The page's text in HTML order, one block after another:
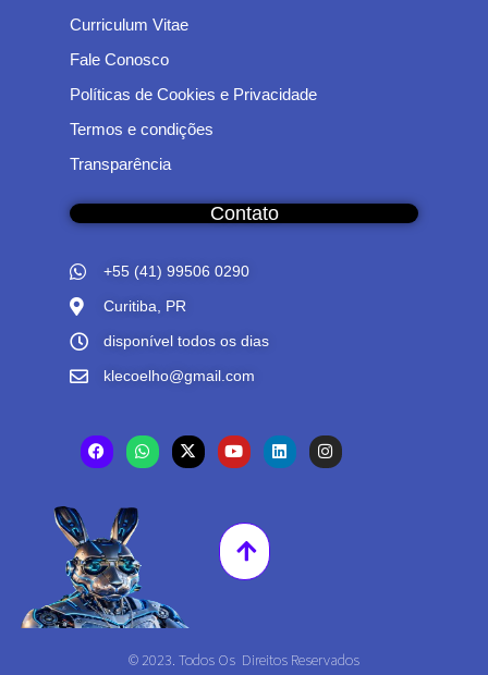
Curriculum Vitae
Fale Conosco
Políticas de Cookies e Privacidade
Termos e condições
Transparência
Contato
+55 (41) 99506 0290
Curitiba, PR
disponível todos os dias
klecoelho@gmail.com
© 2023. Todos Os Direitos Reservados